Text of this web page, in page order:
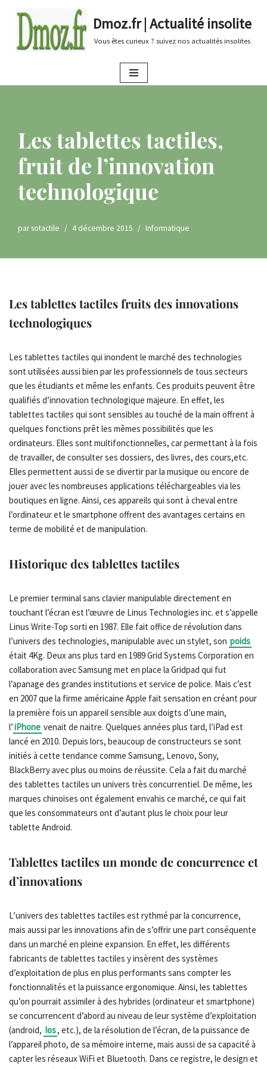
au
Dmoz.fr | Actualité insolite
Vous êtes curieux ? suivez nos actualités insolites
Les tablettes tactiles,
fruit de l’innovation
technologique
parsotactile 4 décembre 2015 Informatique
Les tablettes tactiles fruits des innovations
technologiques
Les tablettes tactiles qui inondent le marché des technologies
sont utilisées aussi bien par les professionnels de tous secteurs
que les étudiants et même les enfants. Ces produits peuvent être
qualifiés d’innovation technologique majeure. En effet, les
tablettes tactiles qui sont sensibles au touché de la main offrent à
quelques fonctions prêt les mêmes possibilités que les
ordinateurs. Elles sont multifonctionnelles, car permettant à la fois
de travailler, de consulter ses dossiers, des livres, des cours,etc.
Elles permettent aussi de se divertir par la musique ou encore de
jouer avec les nombreuses applications téléchargeables via les
boutiques en ligne. Ainsi, ces appareils qui sont à cheval entre
l’ordinateur et le smartphone offrent des avantages certains en
terme de mobilité et de manipulation.
Historique des tablettes tactiles
Le premier terminal sans clavier manipulable directement en
touchant l’écran est l’œuvre de Linus Technologies inc. et s’appelle
Linus Write-Top sorti en 1987. Elle fait office de révolution dans
l’univers des technologies, manipulable avec un stylet, son poids
était 4Kg. Deux ans plus tard en 1989 Grid Systems Corporation en
collaboration avec Samsung met en place la Gridpad qui fut
l’apanage des grandes institutions et service de police. Mais c’est
en 2007 que la firme américaine Apple fait sensation en créant pour
la première fois un appareil sensible aux doigts d’une main,
l’iPhone venait de naitre. Quelques années plus tard, l’iPad est
lancé en 2010. Depuis lors, beaucoup de constructeurs se sont
initiés à cette tendance comme Samsung, Lenovo, Sony,
BlackBerry avec plus ou moins de réussite. Cela a fait du marché
des tablettes tactiles un univers très concurrentiel. De même, les
marques chinoises ont également envahis ce marché, ce qui fait
que les consommateurs ont d’autant plus le choix pour leur
tablette Android.
Tablettes tactiles un monde de concurrence et
d’innovations
L’univers des tablettes tactiles est rythmé par la concurrence,
mais aussi par les innovations afin de s’offrir une part conséquente
dans un marché en pleine expansion. En effet, les différents
fabricants de tablettes tactiles y insèrent des systèmes
d’exploitation de plus en plus performants sans compter les
fonctionnalités et la puissance ergonomique. Ainsi, les tablettes
qu’on pourrait assimiler à des hybrides (ordinateur et smartphone)
se concurrencent d’abord au niveau de leur système d’exploitation
(android, Ios, etc.), de la résolution de l’écran, de la puissance de
l’appareil photo, de sa mémoire interne, mais aussi de sa capacité à
capter les réseaux WiFi et Bluetooth. Dans ce registre, le design et